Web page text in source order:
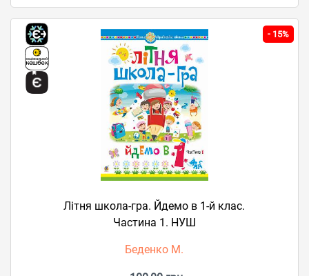
- 15%
Літня школа-гра. Йдемо в 1-й клас.
Частина 1. НУШ
Беденко М.